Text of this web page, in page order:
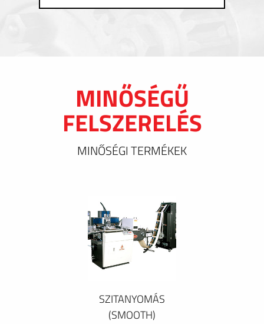
MINŐSÉGŰ
FELSZERELÉS
MINŐSÉGI TERMÉKEK
SZITANYOMÁS
(SMOOTH)